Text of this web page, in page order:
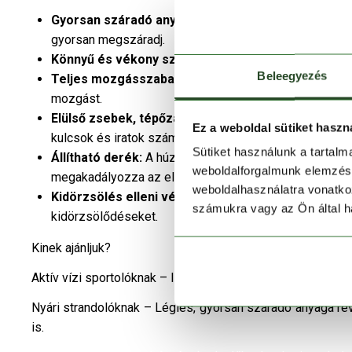
Beleegyezés
Ez a weboldal sütiket
Sütiket használunk a
weboldalforgalmunk
weboldalhasználatra
számukra vagy az Ön által
Gyorsan száradó anyag:
gyorsan megszáradj.
Könnyű és vékony szövetszerkezet:Maximális
Teljes mozgásszabadság:
Az elasztikus anyag
mozgást.
Elülső zsebek, tépőzáras hátsó zseb:
Praktikus
kulcsok és iratok számára.
Állítható derék: A húzózsinórral állítható,
megakadályozza az elmozdulást mozgás közben.
Kidörzsölés elleni védelem:Szabása úgy lett
kidörzsölődéseket.
Kinek ajánljuk?
Aktív vízi sportolóknak – Ideális választás
Nyári strandolóknak – Légies, gyorsan száradó anyaga
is.